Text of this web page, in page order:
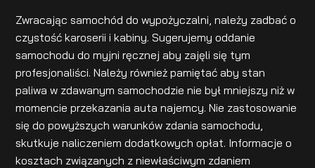
Zwracając samochód do wypożyczalni, należy zadbać o
czystość karoserii i kabiny. Sugerujemy oddanie
samochodu do myjni ręcznej aby zajęli się tym
profesjonaliści. Należy również pamiętać aby stan
paliwa w zdawanym samochodzie nie był mniejszy niż w
momencie przekazania auta najemcy. Nie zastosowanie
się do powyższych warunków zdania samochodu,
skutkuje naliczeniem dodatkowych opłat. Informacje o
kosztach związanych z niewłaściwym zdaniem